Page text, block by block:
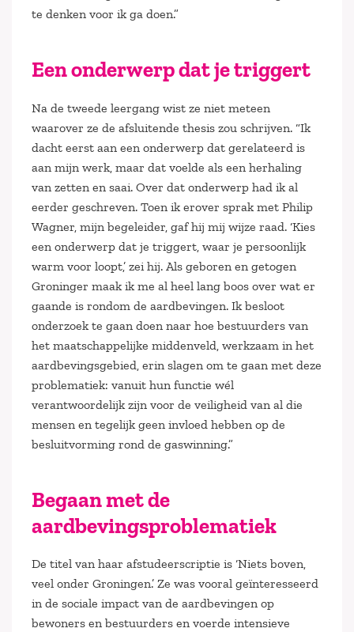
te denken voor ik ga doen.”
Een onderwerp dat je triggert
Na de tweede leergang wist ze niet meteen
waarover ze de afsluitende thesis zou schrijven. “Ik
dacht eerst aan een onderwerp dat gerelateerd is
aan mijn werk, maar dat voelde als een herhaling
van zetten en saai. Over dat onderwerp had ik al
eerder geschreven. Toen ik erover sprak met Philip
Wagner, mijn begeleider, gaf hij mij wijze raad. ‘Kies
een onderwerp dat je triggert, waar je persoonlijk
warm voor loopt,’ zei hij. Als geboren en getogen
Groninger maak ik me al heel lang boos over wat er
gaande is rondom de aardbevingen. Ik besloot
onderzoek te gaan doen naar hoe bestuurders van
het maatschappelijke middenveld, werkzaam in het
aardbevingsgebied, erin slagen om te gaan met deze
problematiek: vanuit hun functie wél
verantwoordelijk zijn voor de veiligheid van al die
mensen en tegelijk geen invloed hebben op de
besluitvorming rond de gaswinning.”
Begaan met de
aardbevingsproblematiek
De titel van haar afstudeerscriptie is ‘Niets boven,
veel onder Groningen.’ Ze was vooral geïnteresseerd
in de sociale impact van de aardbevingen op
bewoners en bestuurders en voerde intensieve